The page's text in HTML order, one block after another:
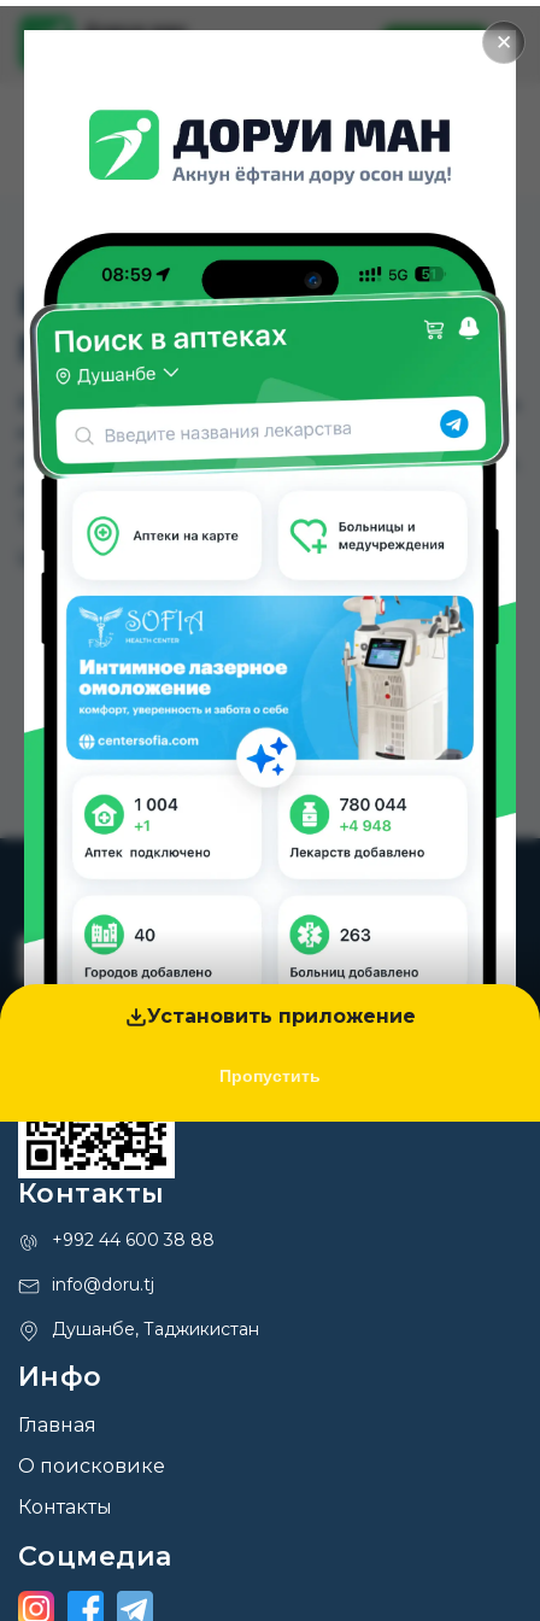
✕
Установить приложение
Пропустить
Доруи ман
Установить
ВИТАМИН Д3 1МЛ АМП
№10 ИРАН
ВИТАМИН Д3 1МЛ АМП №10 ИРАН можно купить
или заказать в аптеках, Zoirpharm.tj, Авиценна,
Амирӣ, Аптека + 24/7, Аптека АХРОМ, Аптека Вита,
TJS в Душанбе и других городах Таджикистана
Цена: от22.00 TJS
Контакты
+992 44 600 38 88
info@doru.tj
Душанбе, Таджикистан
Инфо
Главная
О поисковике
Контакты
Соцмедиа